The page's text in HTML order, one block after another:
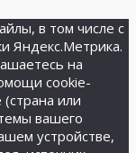
в том числе с
Яндекс.Метрика.
на
cookie-
или
вашего
устройстве,